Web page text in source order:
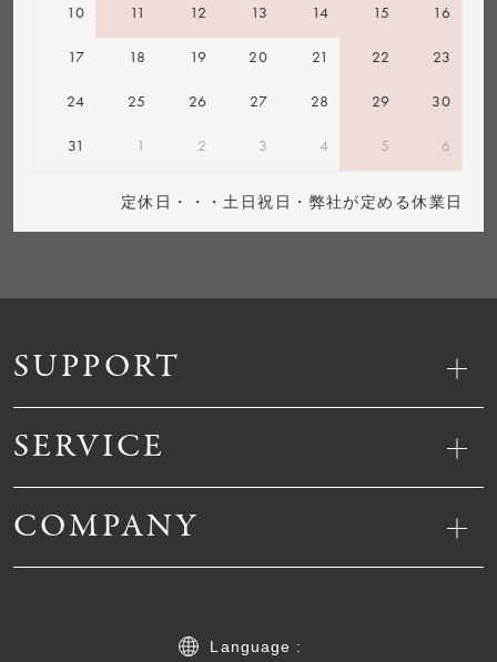
SUPPORT
SERVICE
COMPANY
Language :
10 11 12 13 14 15 16
17 18 19 20 21 22 23
24 25 26 27 28 29 30
31 1 2 3 4 5 6
定休日・・・土日祝日・弊社が定める休業日